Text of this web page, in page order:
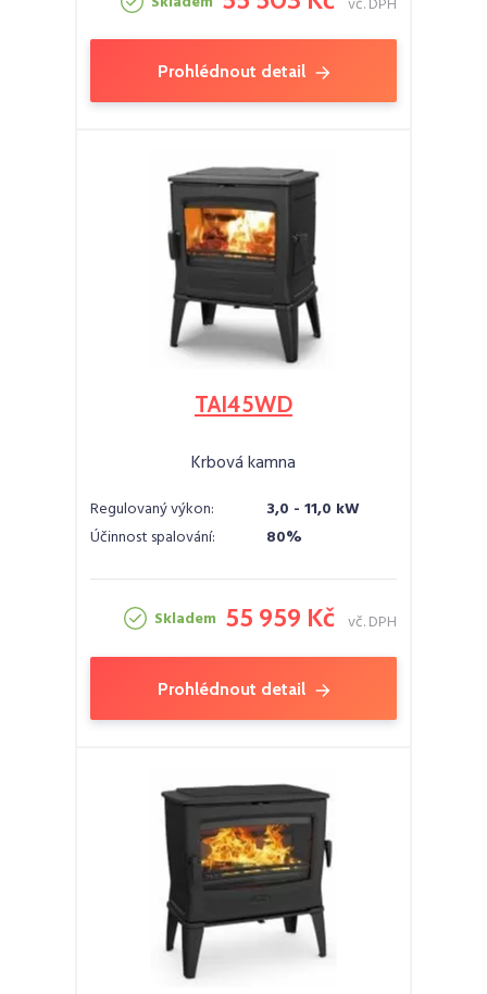
Prohlédnout detail
TAI45WD
Krbová kamna
Regulovaný výkon:
3,0 - 11,0 kW
Účinnost spalování:
80%
Skladem 55 959 Kč vč. DPH
Prohlédnout detail